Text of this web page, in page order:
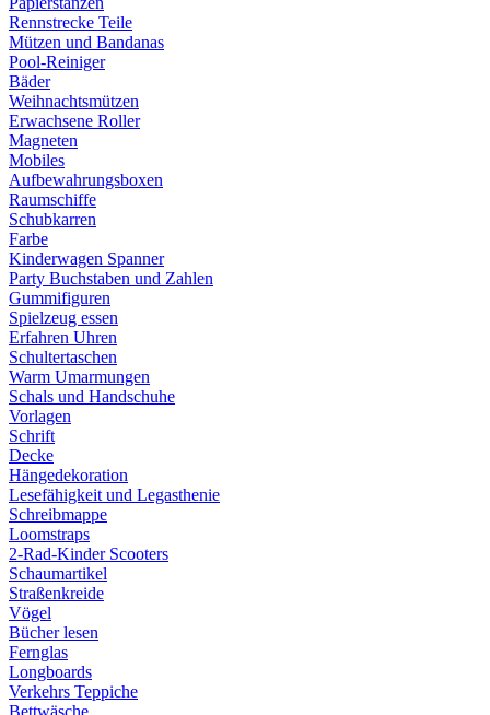
Rennstrecke Teile
Mützen und Bandanas
Pool-Reiniger
Bäder
Weihnachtsmützen
Erwachsene Roller
Magneten
Mobiles
Aufbewahrungsboxen
Raumschiffe
Schubkarren
Farbe
Kinderwagen Spanner
Party Buchstaben und Zahlen
Gummifiguren
Spielzeug essen
Erfahren Uhren
Schultertaschen
Warm Umarmungen
Schals und Handschuhe
Vorlagen
Schrift
Decke
Hängedekoration
Lesefähigkeit und Legasthenie
Schreibmappe
Loomstraps
2-Rad-Kinder Scooters
Schaumartikel
Straßenkreide
Vögel
Bücher lesen
Fernglas
Longboards
Verkehrs Teppiche
Bettwäsche